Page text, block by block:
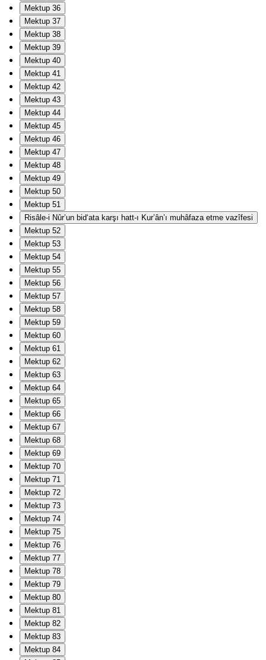
Mektup 36
Mektup 37
Mektup 38
Mektup 39
Mektup 40
Mektup 41
Mektup 42
Mektup 43
Mektup 44
Mektup 45
Mektup 46
Mektup 47
Mektup 48
Mektup 49
Mektup 50
Mektup 51
Risâle-i Nûr’un bid‘ata karşı hatt-ı Kur’ân’ı muhâfaza etme vazîfesi
Mektup 52
Mektup 53
Mektup 54
Mektup 55
Mektup 56
Mektup 57
Mektup 58
Mektup 59
Mektup 60
Mektup 61
Mektup 62
Mektup 63
Mektup 64
Mektup 65
Mektup 66
Mektup 67
Mektup 68
Mektup 69
Mektup 70
Mektup 71
Mektup 72
Mektup 73
Mektup 74
Mektup 75
Mektup 76
Mektup 77
Mektup 78
Mektup 79
Mektup 80
Mektup 81
Mektup 82
Mektup 83
Mektup 84